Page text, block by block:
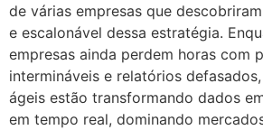
de várias empresas que
e escalonável dessa estratégia.
empresas ainda perdem horas com
intermináveis e relatórios
ágeis estão transformando dados
em tempo real, dominando